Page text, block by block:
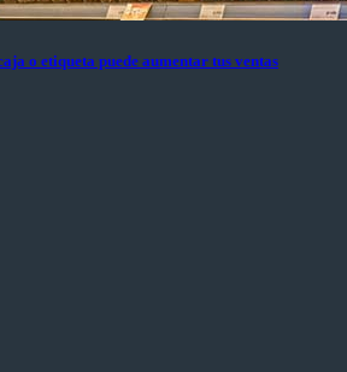
o etiqueta puede aumentar tus ventas